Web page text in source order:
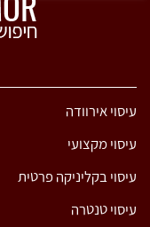
עיסוי אירוודה
עיסוי מקצועי
עיסוי בקליניקה פרטית
עיסוי טנטרה